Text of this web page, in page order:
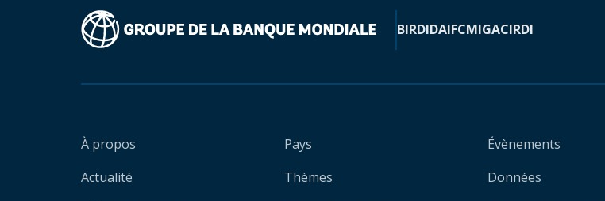
BIRDIDAIFCMIGACIRDI
À propos
Actualité
Pays
Thèmes
Évènements
Données